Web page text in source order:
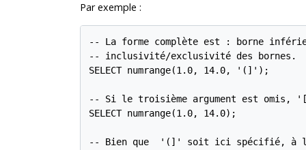
Par exemple :
-- La forme complète est : borne
-- inclusivité/exclusivité des bornes.
SELECT numrange(1.0, 14.0, '(]');
-- Si le troisième argument est omis,
SELECT numrange(1.0, 14.0);
-- Bien que  '(]' soit ici spécifié, à